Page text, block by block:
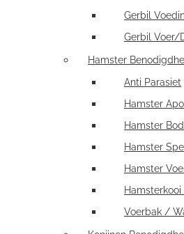
Gerbil
Gerbil Voer/
Hamster
Anti Parasiet
Hamster
Hamster
Hamster
Hamster
Voerbak /